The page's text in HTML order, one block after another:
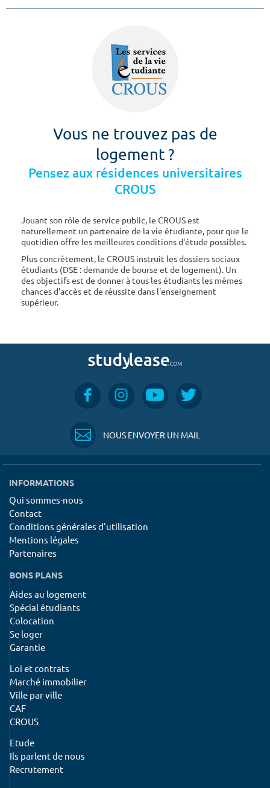
Vous ne trouvez pas de
logement ?
Pensez aux résidences universitaires
CROUS
Jouant son rôle de service public, le CROUS est
naturellement un partenaire de la vie étudiante, pour que le
quotidien offre les meilleures conditions d'étude possibles.
Plus concrètement, le CROUS instruit les dossiers sociaux
étudiants (DSE : demande de bourse et de logement). Un
des objectifs est de donner à tous les étudiants les mêmes
chances d'accès et de réussite dans l'enseignement
supérieur.
NOUS ENVOYER UN MAIL
INFORMATIONS
Qui sommes-nous
Contact
Conditions générales d'utilisation
Mentions légales
Partenaires
BONS PLANS
Aides au logement
Spécial étudiants
Colocation
Se loger
Garantie
Loi et contrats
Marché immobilier
Ville par ville
CAF
CROUS
Etude
Ils parlent de nous
Recrutement